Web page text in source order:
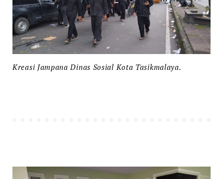
Kreasi Jampana Dinas Sosial Kota Tasikmalaya.